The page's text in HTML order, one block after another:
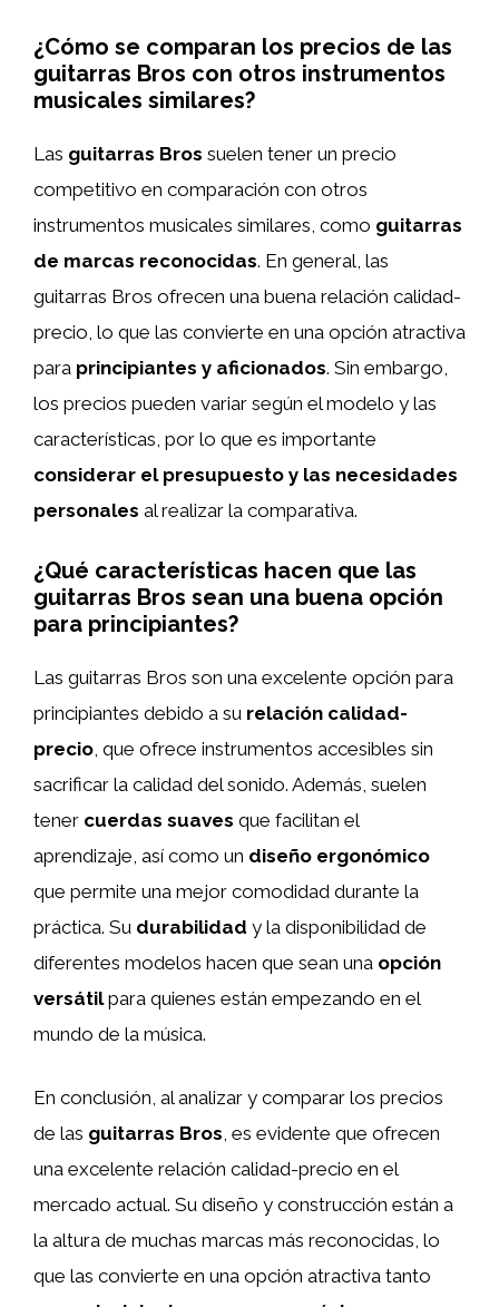
¿Cómo se comparan los precios de las
guitarras Bros con otros instrumentos
musicales similares?
Las guitarras Bros suelen tener un precio
competitivo en comparación con otros
instrumentos musicales similares, como guitarras
de marcas reconocidas. En general, las
guitarras Bros ofrecen una buena relación calidad-
precio, lo que las convierte en una opción atractiva
para principiantes y aficionados. Sin embargo,
los precios pueden variar según el modelo y las
características, por lo que es importante
considerar el presupuesto y las necesidades
personales al realizar la comparativa.
¿Qué características hacen que las
guitarras Bros sean una buena opción
para principiantes?
Las guitarras Bros son una excelente opción para
principiantes debido a su relación calidad-
precio , que ofrece instrumentos accesibles sin
sacrificar la calidad del sonido. Además, suelen
tener cuerdas suaves que facilitan el
aprendizaje, así como un diseño ergonómico
que permite una mejor comodidad durante la
práctica. Su durabilidad y la disponibilidad de
diferentes modelos hacen que sean una opción
versátilpara quienes están empezando en el
mundo de la música.
En conclusión, al analizar y comparar los precios
de las guitarras Bros, es evidente que ofrecen
una excelente relación calidad-precio en el
mercado actual. Su diseño y construcción están a
la altura de muchas marcas más reconocidas, lo
que las convierte en una opción atractiva tanto